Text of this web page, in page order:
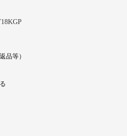
品等）